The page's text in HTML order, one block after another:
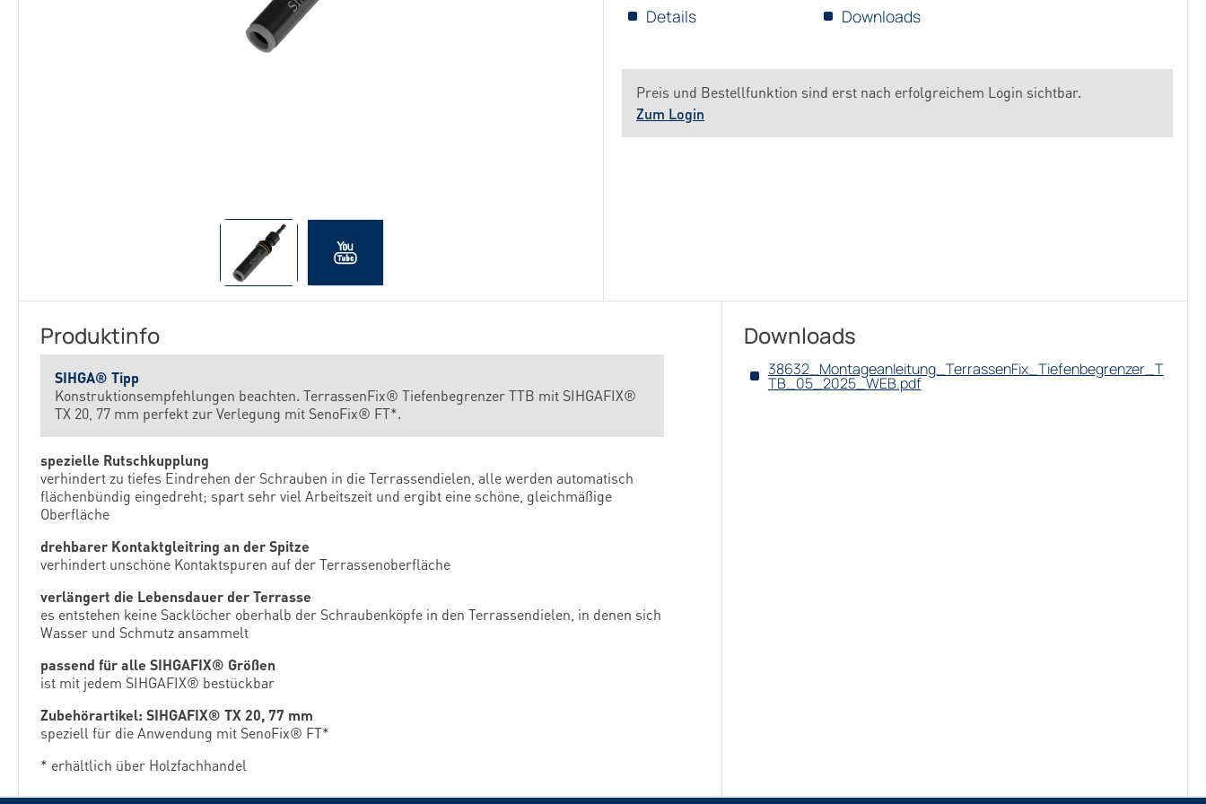
Details Downloads
Preis und Bestellfunktion sind erst nach erfolgreichem Login sichtbar.
Zum Login
Produktinfo
SIHGA® Tipp
Konstruktionsempfehlungen beachten. TerrassenFix® Tiefenbegrenzer TTB mit SIHGAFIX®
TX 20, 77 mm perfekt zur Verlegung mit SenoFix® FT*.
spezielle Rutschkupplung
verhindert zu tiefes Eindrehen der Schrauben in die Terrassendielen, alle werden automatisch
flächenbündig eingedreht; spart sehr viel Arbeitszeit und ergibt eine schöne, gleichmäßige
Oberfläche
drehbarer Kontaktgleitring an der Spitze
verhindert unschöne Kontaktspuren auf der Terrassenoberfläche
verlängert die Lebensdauer der Terrasse
es entstehen keine Sacklöcher oberhalb der Schraubenköpfe in den Terrassendielen, in denen sich
Wasser und Schmutz ansammelt
passend für alle SIHGAFIX® Größen
ist mit jedem SIHGAFIX® bestückbar
Zubehörartikel: SIHGAFIX® TX 20, 77 mm
speziell für die Anwendung mit SenoFix® FT*
* erhältlich über Holzfachhandel
Downloads
38632_Montageanleitung_TerrassenFix_Tiefenbegrenzer_T
TB_05_2025_WEB.pdf